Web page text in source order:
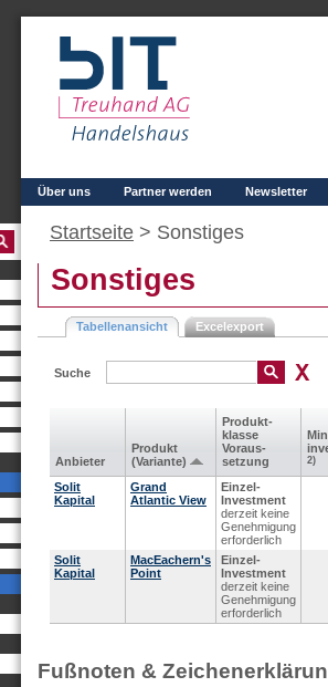
Über uns Partner werden Newsletter
Startseite > Sonstiges
Sonstiges
Tabellenansicht Excelexport
Suche
Anbieter
Produkt
(Variante)
Produkt­
klasse
Voraus­
setzung
2)
Solit
Kapital
Grand
Atlantic View
Einzel-
Investment
derzeit keine
Genehmigung
erforderlich
Solit
Kapital
MacEachern's
Point
Einzel-
Investment
derzeit keine
Genehmigung
erforderlich
Fußnoten &